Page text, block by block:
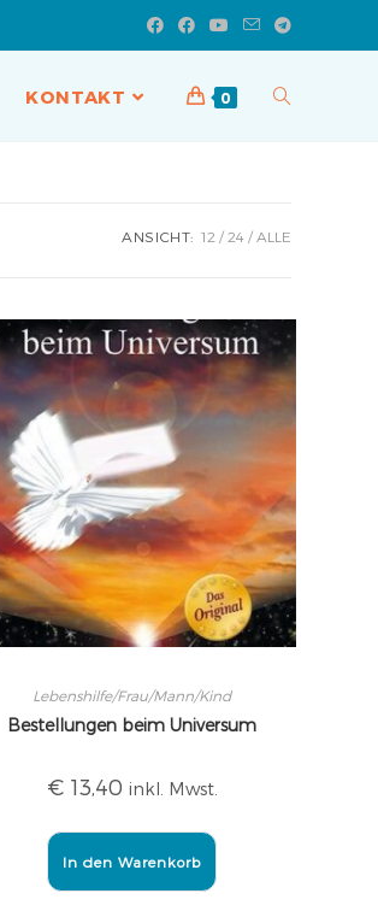
KONTAKT 0
ANSICHT: 12 24 ALLE
Lebenshilfe/Frau/Mann/Kind
Bestellungen beim Universum
€ 13,40 inkl. Mwst.
In den Warenkorb